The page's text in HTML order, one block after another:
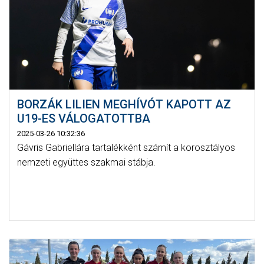
BORZÁK LILIEN MEGHÍVÓT KAPOTT AZ
U19-ES VÁLOGATOTTBA
2025-03-26 10:32:36
Gávris Gabriellára tartalékként számít a korosztályos
nemzeti együttes szakmai stábja.